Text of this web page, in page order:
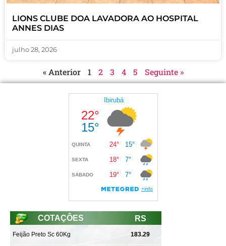
LIONS CLUBE DOA LAVADORA AO HOSPITAL
ANNES DIAS
julho 28, 2026
« Anterior 1 2 3 4 5 Seguinte »